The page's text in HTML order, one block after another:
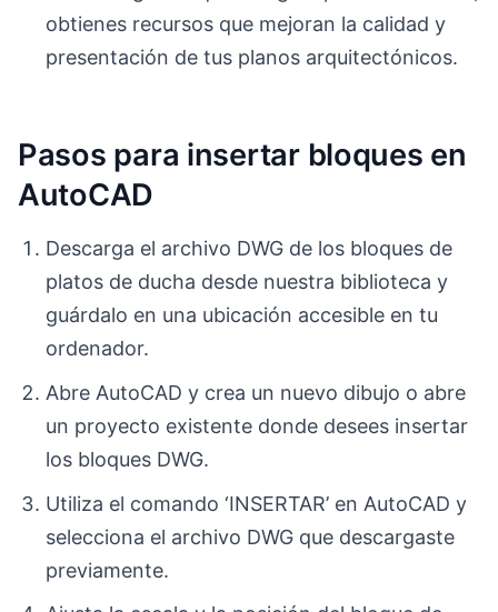
obtienes recursos que mejoran la calidad y
presentación de tus planos arquitectónicos.
Pasos para insertar bloques en
AutoCAD
Descarga el archivo DWG de los bloques de
platos de ducha desde nuestra biblioteca y
guárdalo en una ubicación accesible en tu
ordenador.
Abre AutoCAD y crea un nuevo dibujo o abre
un proyecto existente donde desees insertar
los bloques DWG.
Utiliza el comando ‘INSERTAR’ en AutoCAD y
selecciona el archivo DWG que descargaste
previamente.